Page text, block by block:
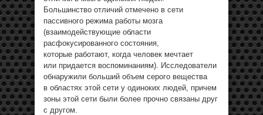
Большинство отличий отмечено в сети
пассивного режима работы мозга
(взаимодействующие области
расфокусированного состояния,
которые работают, когда человек мечтает
или придается воспоминаниям). Исследователи
обнаружили больший объем серого вещества
в областях этой сети у одиноких людей, причем
зоны этой сети были более прочно связаны друг
с другом.